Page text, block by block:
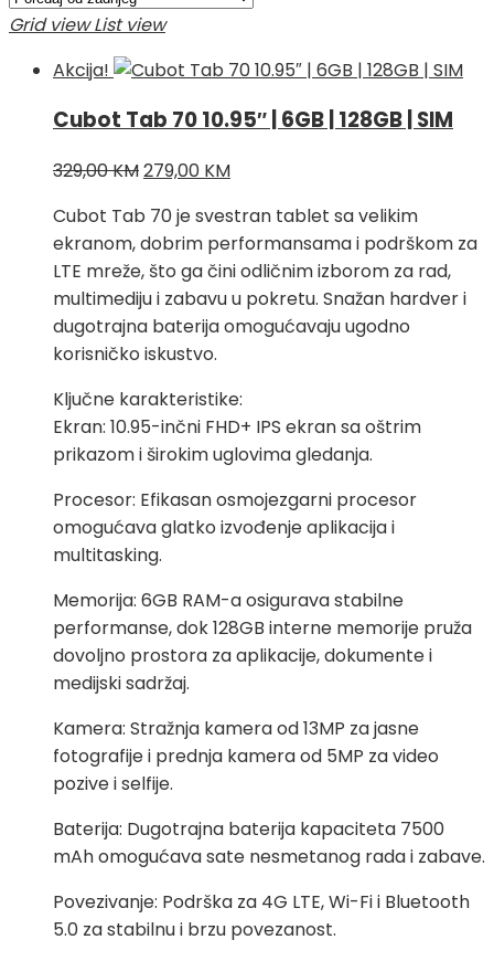
najnovijem
Grid view List view
Akcija!
Cubot Tab 70 10.95″ | 6GB | 128GB | SIM
329,00KMIzvorna
bila
je:
329,00 KM.
279,00 KMTrenutna
je:
279,00 KM.
Cubot Tab 70 je svestran tablet sa velikim
ekranom, dobrim performansama i podrškom za
LTE mreže, što ga čini odličnim izborom za rad,
multimediju i zabavu u pokretu. Snažan hardver i
dugotrajna baterija omogućavaju ugodno
korisničko iskustvo.
Ključne karakteristike:
Ekran: 10.95-inčni FHD+ IPS ekran sa oštrim
prikazom i širokim uglovima gledanja.
Procesor: Efikasan osmojezgarni procesor
omogućava glatko izvođenje aplikacija i
multitasking.
Memorija: 6GB RAM-a osigurava stabilne
performanse, dok 128GB interne memorije pruža
dovoljno prostora za aplikacije, dokumente i
medijski sadržaj.
Kamera: Stražnja kamera od 13MP za jasne
fotografije i prednja kamera od 5MP za video
pozive i selfije.
Baterija: Dugotrajna baterija kapaciteta 7500
mAh omogućava sate nesmetanog rada i zabave.
Povezivanje: Podrška za 4G LTE, Wi-Fi i Bluetooth
5.0 za stabilnu i brzu povezanost.